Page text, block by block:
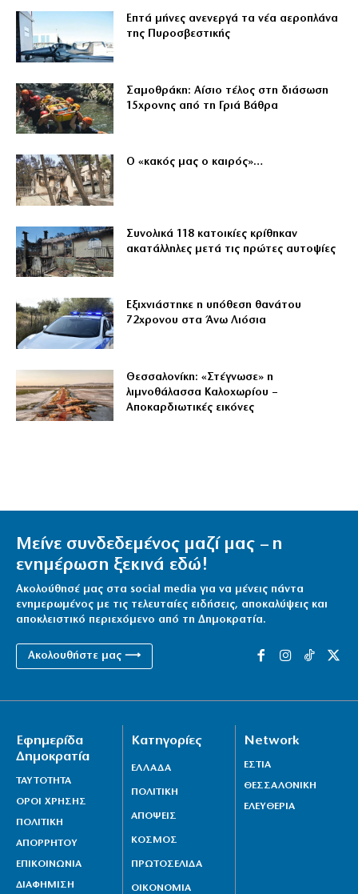
Επτά μήνες ανενεργά τα νέα αεροπλάνα
της Πυροσβεστικής
Σαμοθράκη: Αίσιο τέλος στη διάσωση
15χρονης από τη Γριά Βάθρα
Ο «κακός μας ο καιρός»…
Συνολικά 118 κατοικίες κρίθηκαν
ακατάλληλες μετά τις πρώτες αυτοψίες
Εξιχνιάστηκε η υπόθεση θανάτου
72χρονου στα Άνω Λιόσια
Θεσσαλονίκη: «Στέγνωσε» η
λιμνοθάλασσα Καλοχωρίου –
Αποκαρδιωτικές εικόνες
Μείνε συνδεδεμένος μαζί μας – η
ενημέρωση ξεκινά εδώ!
Ακολούθησέ μας στα social media για να μένεις πάντα
ενημερωμένος με τις τελευταίες ειδήσεις, αποκαλύψεις και
αποκλειστικό περιεχόμενο από τη Δημοκρατία.
Ακολουθήστε μας ⟶
Εφημερίδα
Δημοκρατία
ΤΑΥΤΟΤΗΤΑ
ΟΡΟΙ ΧΡΗΣΗΣ
ΠΟΛΙΤΙΚΗ
ΑΠΟΡΡΗΤΟΥ
ΕΠΙΚΟΙΝΩΝΙΑ
ΔΙΑΦΗΜΙΣΗ
Κατηγορίες
ΕΛΛΑΔΑ
ΠΟΛΙΤΙΚΗ
ΑΠΟΨΕΙΣ
ΚΟΣΜΟΣ
ΠΡΩΤΟΣΕΛΙΔΑ
ΟΙΚΟΝΟΜΙΑ
Network
ΕΣΤΙΑ
ΘΕΣΣΑΛΟΝΙΚΗ
ΕΛΕΥΘΕΡΙΑ